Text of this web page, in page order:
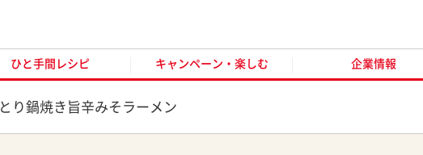
ひと手間レシピ キャンペーン・楽しむ 企業情報
とり鍋焼き旨辛みそラーメン